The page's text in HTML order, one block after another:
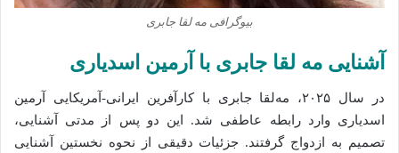
بیوگرافی مه‌ لقا جابری
آشنایی مه‌ لقا جابری با آرمین اسدیاری
در سال ۲۰۲۵، مه‌لقا جابری با کارآفرین ایرانی-آمریکایی
آرمین
اسدیاری وارد رابطه عاطفی شد. این دو پس از مدتی آشنایی،
تصمیم به ازدواج گرفتند. جزئیات دقیقی از نحوه نخستین آشنایی